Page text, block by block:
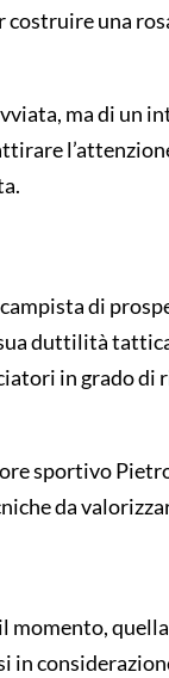
una
ma di un
di
duttilità
in grado di
sportivo
da
momento,
in